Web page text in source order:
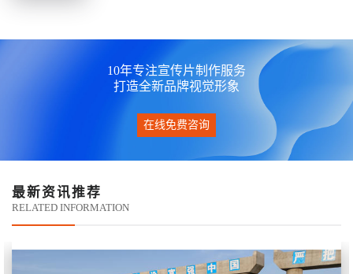
10年专注宣传片制作服务
打造全新品牌视觉形象
在线免费咨询
最新资讯推荐
RELATED INFORMATION